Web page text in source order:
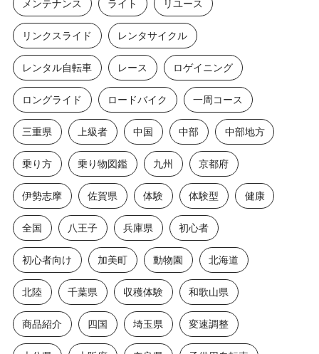
メンテナンス ライト リユース
リンクスライド レンタサイクル
レンタル自転車 レース ロゲイニング
ロングライド ロードバイク 一周コース
三重県 上級者 中国 中部 中部地方
乗り方 乗り物図鑑 九州 京都府
伊勢志摩 佐賀県 体験 体験型 健康
全国 八王子 兵庫県 初心者
初心者向け 加美町 動物園 北海道
北陸 千葉県 収穫体験 和歌山県
商品紹介 四国 埼玉県 変速調整